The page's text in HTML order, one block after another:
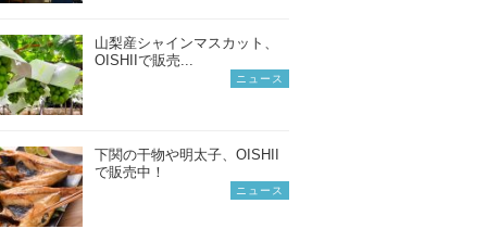
山梨産シャインマスカット、
OISHIIで販売...
ニュース
下関の干物や明太子、OISHII
で販売中！
ニュース